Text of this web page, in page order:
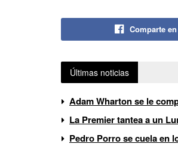
Comparte
Últimas noticias
Adam Wharton se le
La Premier tantea a un
Pedro Porro se cuela en